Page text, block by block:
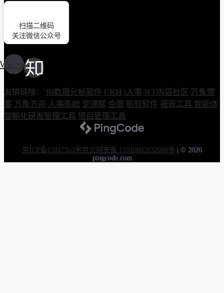
扫描二维码
关注微信公众号
Weixin
友情链接： BI数据分析软件 CRM i人事 WT内容社区 万象博
客 万象方舟 人事系统 党课帮 合思 帆软软件 报表工具 智能体
智能化研发管理工具 项目管理工具
京ICP备13017353号京公网安备 11010802032686号
© 2026
pingcode.com